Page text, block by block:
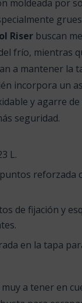
moldeada por
Riserbuscan
frío, mientras
a mantener la
incorpora un
y agarre
seguridad.
L.
reforzada
de fijación y
en la tapa
a tener en